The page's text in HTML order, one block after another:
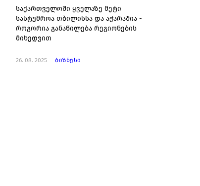
საქართველოში ყველაზე მეტი
სასტუმროა თბილისსა და აჭარაშია -
როგორია განაწილება რეგიონების
მიხედვით
26. 08. 2025 ბიზნესი